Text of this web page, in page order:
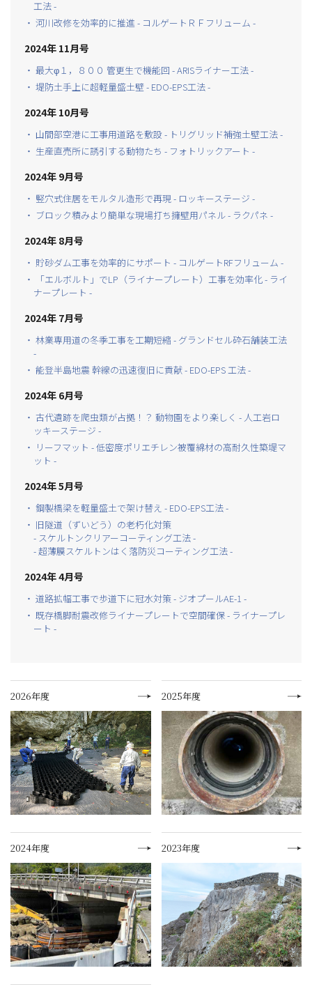
工法 -
・ 河川改修を効率的に推進 - コルゲートＲＦフリューム -
2024年 11月号
・ 最大φ１，８００ 管更生で機能回 - ARISライナー工法 -
・ 堤防土手上に超軽量盛土壁 - EDO-EPS工法 -
2024年 10月号
・ 山間部空港に工事用道路を敷設 - トリグリッド補強土壁工法 -
・ 生産直売所に誘引する動物たち - フォトリックアート -
2024年 9月号
・ 竪穴式住居をモルタル造形で再現 - ロッキーステージ -
・ ブロック積みより簡単な現場打ち擁壁用パネル - ラクパネ -
2024年 8月号
・ 貯砂ダム工事を効率的にサポート - コルゲートRFフリューム -
・ 「エルボルト」でLP（ライナープレート）工事を効率化 - ライ
ナープレート -
2024年 7月号
・ 林業専用道の冬季工事を工期短縮 - グランドセル砕石舗装工法
-
・ 能登半島地震 幹線の迅速復旧に貢献 - EDO-EPS 工法 -
2024年 6月号
・ 古代遺跡を爬虫類が占拠！？ 動物園をより楽しく - 人工岩ロ
ッキーステージ -
・ リーフマット - 低密度ポリエチレン被覆綿材の高耐久性築堤マ
ット -
2024年 5月号
・ 鋼製橋梁を軽量盛土で架け替え - EDO-EPS工法 -
・ 旧隧道（ずいどう）の老朽化対策
- スケルトンクリアーコーティング工法 -
- 超薄膜スケルトンはく落防災コーティング工法 -
2024年 4月号
・ 道路拡幅工事で歩道下に冠水対策 - ジオプールAE-1 -
・ 既存橋脚耐震改修ライナープレートで空間確保 - ライナープレ
ート -
2026年度 2025年度
2024年度 2023年度